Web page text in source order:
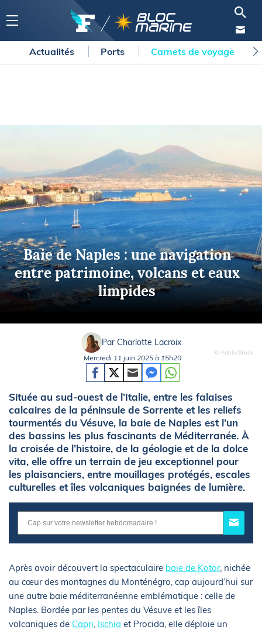
Actualités Ports Carnets de voyage
Baie de Naples : une navigation
entre patrimoine, volcans et eaux
limpides
© AdobeStock
Par Charlotte Lacroix
Mercredi 11 juin 2025 à 15h20
Située au sud-ouest de l’Italie, entre les falaises
calcaires de la péninsule de Sorrente et les reliefs
tourmentés du Vésuve, la baie de Naples est l’un
des bassins les plus fascinants de Méditerranée. À
la croisée de l’histoire, de la géologie et de la dolce
vita, elle offre un terrain de jeu exceptionnel pour
les plaisanciers, entre mouillages protégés, escales
culturelles et îles volcaniques baignées de lumière.
Après avoir découvert la spectaculaire baie de Kotor, nichée
au cœur des montagnes du Monténégro, cap aujourd’hui sur
une autre baie méditerranéenne emblématique : celle de
Naples. Bordée par les pentes du Vésuve et les îles
volcaniques de Capri Ischia et Procida, elle déploie un